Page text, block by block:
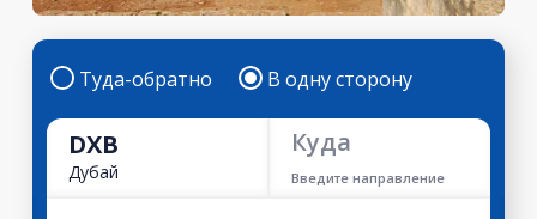
Туда-обратно В одну сторону
DXB
Дубай
Куда
Введите направление